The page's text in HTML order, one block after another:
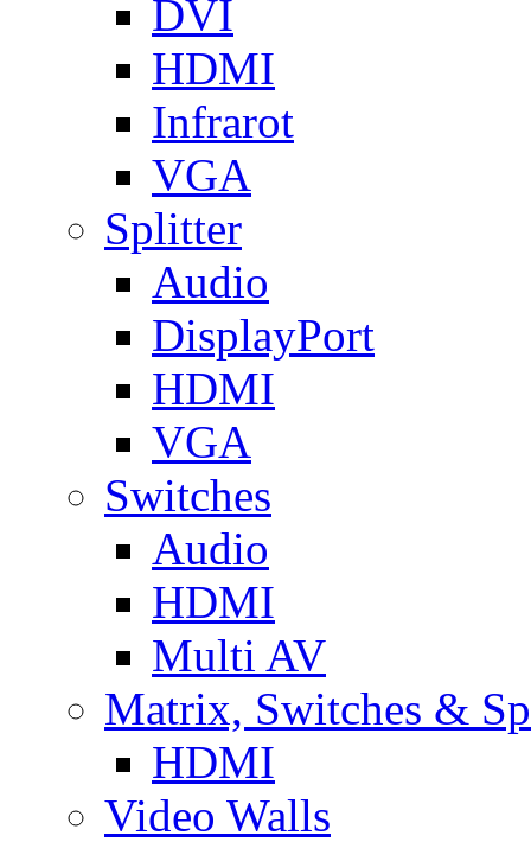
DVI
HDMI
Infrarot
VGA
Splitter
Audio
DisplayPort
HDMI
VGA
Switches
Audio
HDMI
Multi AV
Matrix, Switches &
HDMI
Video Walls